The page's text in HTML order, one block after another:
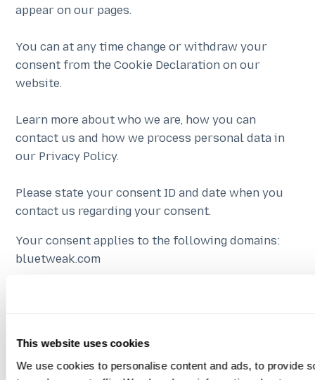
This website uses cookies
We use cookies to personalise content and ads, to provide
appear on our pages.
You can at any time change or withdraw your
consent from the Cookie Declaration on our
website.
Learn more about who we are, how you can
contact us and how we process personal data in
our Privacy Policy.
Please state your consent ID and date when you
contact us regarding your consent.
Your consent applies to the following domains:
bluetweak.com